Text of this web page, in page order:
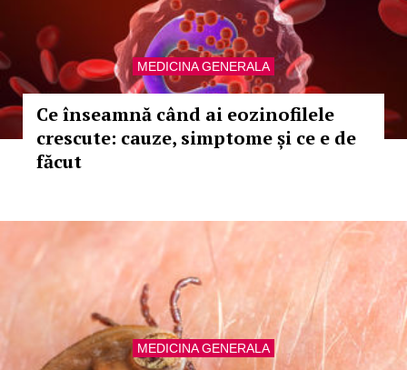
MEDICINA GENERALA
Ce înseamnă când ai eozinofilele
crescute: cauze, simptome și ce e de
făcut
MEDICINA GENERALA